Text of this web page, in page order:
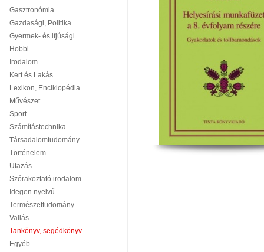
Gasztronómia
Gazdasági, Politika
Gyermek- és ifjúsági
Hobbi
Irodalom
Kert és Lakás
Lexikon, Enciklopédia
Művészet
Sport
Számítástechnika
Társadalomtudomány
Történelem
Utazás
Szórakoztató irodalom
Idegen nyelvű
Természettudomány
Vallás
Tankönyv, segédkönyv
Egyéb